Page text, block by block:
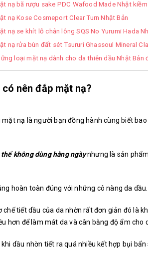
nạ bã rượu sake PDC Wafood Made Nhật
nạ Kose Cosmeport Clear Turn Nhật Bản
nạ se khít lỗ chân lông SQS No Yurumi Hada
nạ rửa bùn đất sét Tsururi Ghassoul Mineral
loại mặt nạ dành cho da thiên dầu Nhật Bản
có nên đắp mặt nạ?
mặt nạ là người bạn đồng hành cùng biết
thể không dùng hằng ngàynhưng là sản
hoàn toàn đúng với những cô nàng da dầu.
chế tiết dầu của da nhờn rất đơn giản đó là
hơn để làm mát da và cân bằng độ ẩm cho
dầu nhờn tiết ra quá nhiều kết hợp bụi